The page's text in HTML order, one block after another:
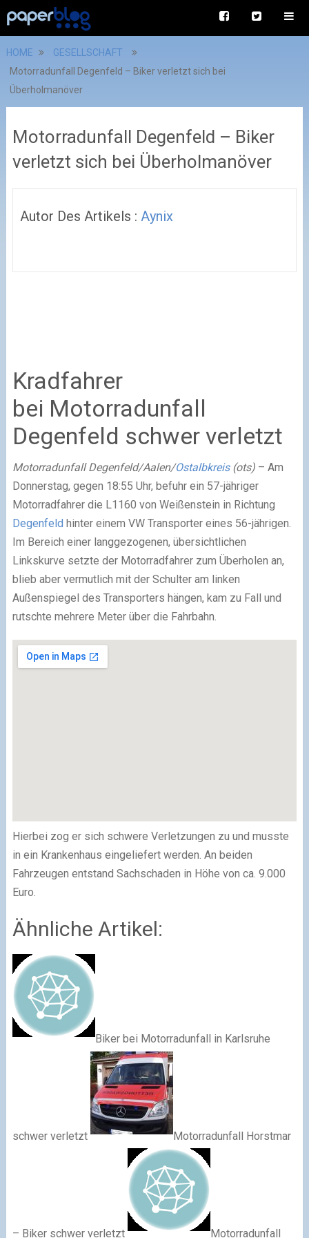
HOME
GESELLSCHAFT
Motorradunfall Degenfeld – Biker verletzt sich bei
Überholmanöver
Motorradunfall Degenfeld – Biker
verletzt sich bei Überholmanöver
Autor Des Artikels : Aynix
Kradfahrer
bei Motorradunfall
Degenfeld schwer verletzt
Motorradunfall Degenfeld/Aalen/Ostalbkreis(ots)– Am
Donnerstag, gegen 18:55 Uhr, befuhr ein 57-jähriger
Motorradfahrer die L1160 von Weißenstein in Richtung
Degenfeld hinter einem VW Transporter eines 56-jährigen.
Im Bereich einer langgezogenen, übersichtlichen
Linkskurve setzte der Motorradfahrer zum Überholen an,
blieb aber vermutlich mit der Schulter am linken
Außenspiegel des Transporters hängen, kam zu Fall und
rutschte mehrere Meter über die Fahrbahn.
Hierbei zog er sich schwere Verletzungen zu und musste
in ein Krankenhaus eingeliefert werden. An beiden
Fahrzeugen entstand Sachschaden in Höhe von ca. 9.000
Euro.
Ähnliche Artikel:
Biker bei Motorradunfall in Karlsruhe
schwer verletzt Motorradunfall Horstmar
– Biker schwer verletzt Motorradunfall